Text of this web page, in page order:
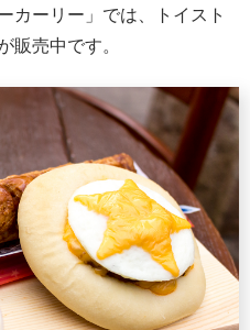
カーリー」では、トイスト
販売中です。